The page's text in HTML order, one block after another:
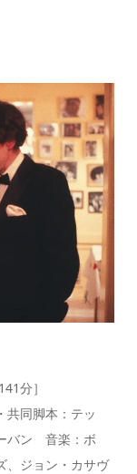
分］
同脚本：テッ
バン 音楽：ボ
ジョン・カサヴ